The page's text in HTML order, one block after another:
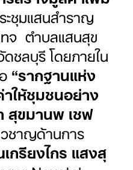
ชุมแสนสำราญ
ทจ ตำบลแสนสุข
ชลบุรี โดยภายใน
“รากฐานแห่ง
ห้ชุมชนอย่าง
สุขมานพเชฟ
ชาญด้านการ
กรียงไกร แสงสุ